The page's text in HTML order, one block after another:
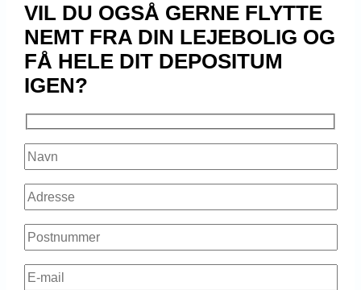
VIL DU OGSÅ GERNE FLYTTE
NEMT FRA DIN LEJEBOLIG OG
FÅ HELE DIT DEPOSITUM
IGEN?